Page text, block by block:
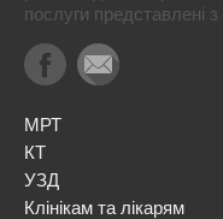
послуги представлені
МРТ
КТ
УЗД
Клінікам та лікарям